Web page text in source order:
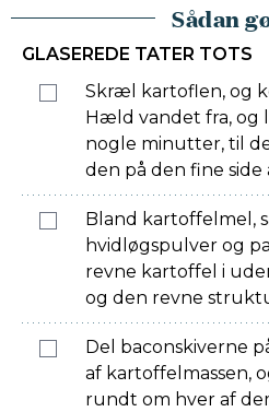
Sådan
GLASEREDE TATER TOTS
Skræl kartoflen, og
Hæld vandet fra, og
nogle minutter, til
den på den fine side
Bland kartoffelmel,
hvidløgspulver og
revne kartoffel i
og den revne
Del baconskiverne
af kartoffelmassen,
rundt om hver af